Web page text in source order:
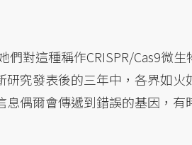
對這種稱作CRISPR/Cas9微
究發表後的三年中，各界如火
偶爾會傳遞到錯誤的基因，有